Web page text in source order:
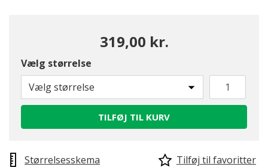
319,00 kr.
Vælg størrelse
Vælg størrelse
TILFØJ TIL KURV
Størrelsesskema Tilføj til favoritter